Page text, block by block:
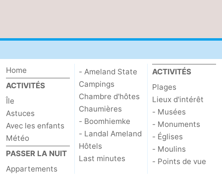
Home
ACTIVITÉS
Île
Astuces
Avec les enfants
Météo
PASSER LA NUIT
Appartements
- Ameland State
Campings
Chambre d'hôtes
Chaumières
- Boomhiemke
- Landal Ameland
Hôtels
Last minutes
ACTIVITÉS
Plages
Lieux d'intérêt
- Musées
- Monuments
- Églises
- Moulins
- Points de vue